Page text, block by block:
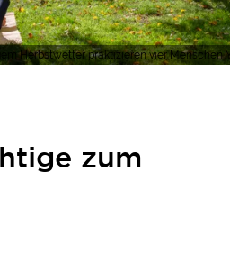
Herbstwetter praktizieren vier Menschen
zum